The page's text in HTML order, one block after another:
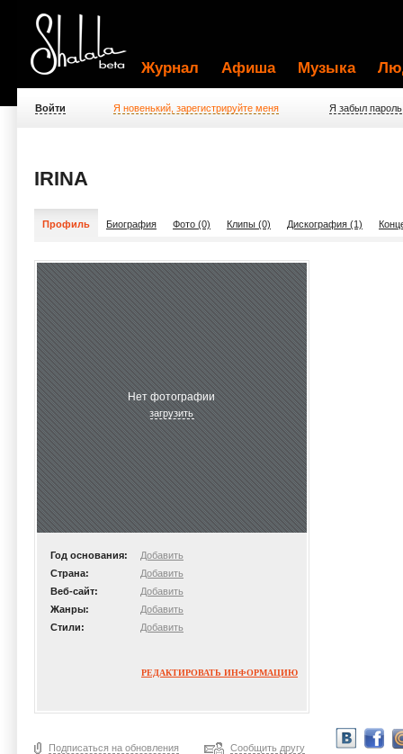
Журнал Афиша Музыка
Войти Я новенький, зарегистрируйте меня Я забыл пароль
IRINA
Профиль Биография Фото (0) Клипы (0) Дискография (1)
Нет фотографии
загрузить
Год основания:
Добавить
Страна:
Добавить
Веб-сайт:
Добавить
Жанры:
Добавить
Стили:
Добавить
РЕДАКТИРОВАТЬ ИНФОРМАЦИЮ
Подписаться на обновления Сообщить другу